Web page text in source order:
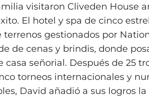
visitaron Cliveden House
El hotel y spa de cinco
terrenos gestionados por
de cenas y brindis, donde
señorial. Después de 25
torneos internacionales y
David añadió a sus logros